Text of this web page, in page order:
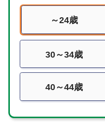
～24歳
30～34歳
40～44歳